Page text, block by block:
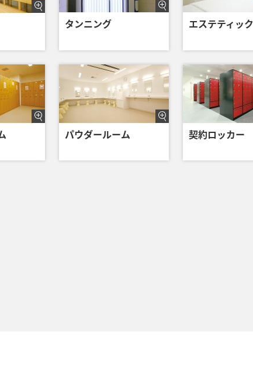
タンニング エステティック
パウダールーム 契約ロッカー